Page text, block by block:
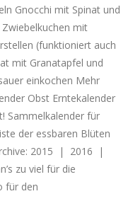
Gnocchi mit Spinat und
mit
(funktioniert auch
mit Granatapfel und
einkochen Mehr
Obst Erntekalender
Sammelkalender für
der essbaren Blüten
2015 | 2016 |
zu viel für die
für den